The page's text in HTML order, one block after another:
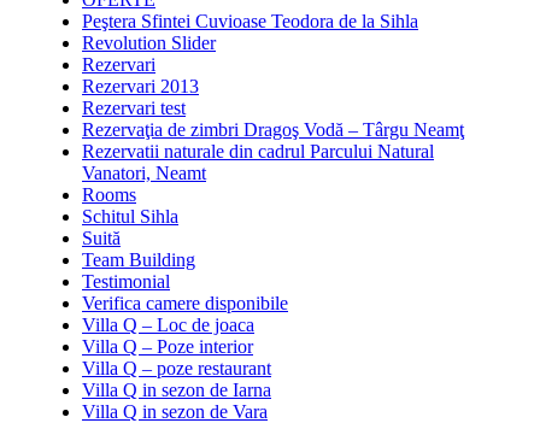
Peştera Sfintei Cuvioase Teodora de la Sihla
Revolution Slider
Rezervari
Rezervari 2013
Rezervari test
Rezervaţia de zimbri Dragoş Vodă – Târgu Neamţ
Rezervatii naturale din cadrul Parcului Natural
Vanatori, Neamt
Rooms
Schitul Sihla
Suită
Team Building
Testimonial
Verifica camere disponibile
Villa Q – Loc de joaca
Villa Q – Poze interior
Villa Q – poze restaurant
Villa Q in sezon de Iarna
Villa Q in sezon de Vara